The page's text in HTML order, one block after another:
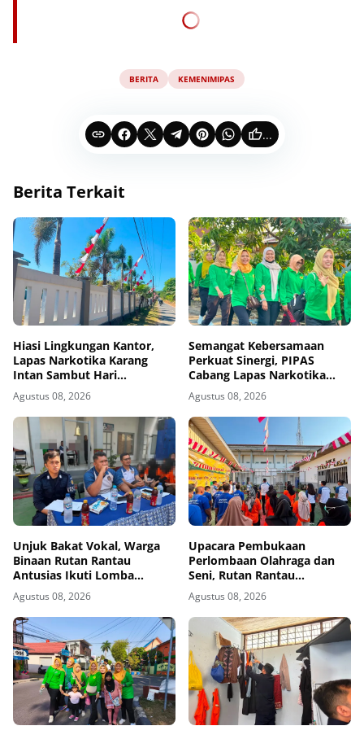
BERITA KEMENIMIPAS
...
Berita Terkait
Hiasi Lingkungan Kantor,
Lapas Narkotika Karang
Intan Sambut Hari
Kemerdekaan Ke-81 RI
Agustus 08, 2026
Semangat Kebersamaan
Perkuat Sinergi, PIPAS
Cabang Lapas Narkotika
Kelas IIA Karang Intan Ikuti
Fun Walk HUT Ke-81 RI
Agustus 08, 2026
Unjuk Bakat Vokal, Warga
Binaan Rutan Rantau
Antusias Ikuti Lomba
Menyanyi Lagu Nasional dan
Bebas
Agustus 08, 2026
Upacara Pembukaan
Perlombaan Olahraga dan
Seni, Rutan Rantau
Semarakkan HUT ke-81
Kemerdekaan RI
Agustus 08, 2026